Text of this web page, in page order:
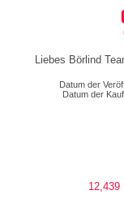
Es ist alles
Datum der
Datum der
12,439